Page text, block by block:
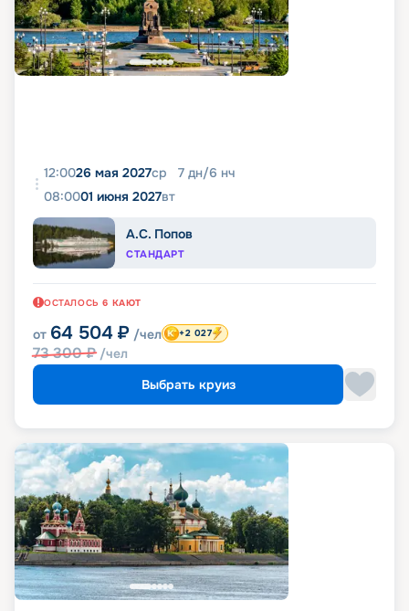
12:0026 мая 2027ср 7 дн/6 нч
08:0001 июня 2027вт
А.С. Попов
СТАНДАРТ
ОСТАЛОСЬ 6 КАЮТ
от 64 504 ₽ /чел
73 300₽ /чел
+2 027
Выбрать круиз